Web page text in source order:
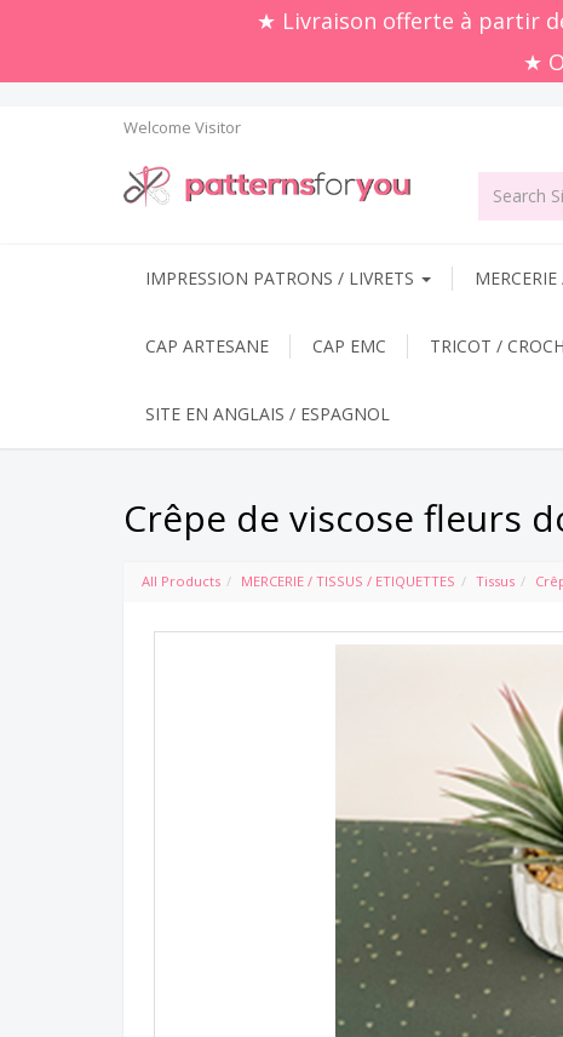
★ Livraison offerte à partir
★
Welcome Visitor
IMPRESSION PATRONS / LIVRETS
CAP ARTESANE CAP EMC TRICOT /
SITE EN ANGLAIS / ESPAGNOL
Crêpe de viscose fleurs
All Products MERCERIE / TISSUS / ETIQUETTES Tissus